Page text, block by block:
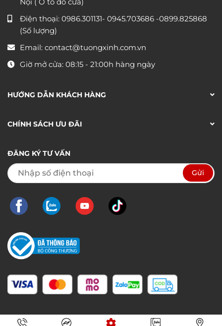
Điện thoại: 0986.301131- 0945.703686 -0899.825868
(Số lượng)
Email: contact@tuongxinh.com.vn
Giờ mở cửa: 08:15 - 21:00h hàng ngày
HƯỚNG DẪN KHÁCH HÀNG
CHÍNH SÁCH ƯU ĐÃI
ĐĂNG KÝ TƯ VẤN